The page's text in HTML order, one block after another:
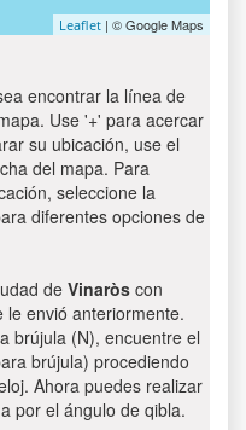
Leaflet | © Google Maps
encontrar la línea de
Use '+' para acercar
su ubicación, use el
del mapa. Para
seleccione la
diferentes opciones de
de Vinaròs con
le envió anteriormente.
brújula (N), encuentre el
brújula) procediendo
Ahora puedes realizar
por el ángulo de qibla.